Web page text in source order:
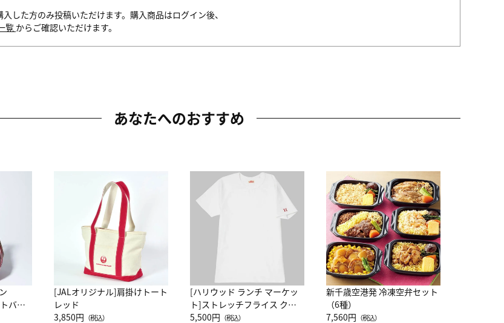
した方のみ投稿いただけます。購入商品はログイン後、
覧 からご確認いただけます。
あなたへのおすすめ
バッ
[JALオリジナル]肩掛けトート
レッド
3,850円 （税込）
[ハリウッド ランチ マーケッ
ト]ストレッチフライス クル
ーネック別注半袖Ｔシャツ
5,500円 （税込）
新千歳空港発 冷凍空弁セット
（6種）
7,560円 （税込）